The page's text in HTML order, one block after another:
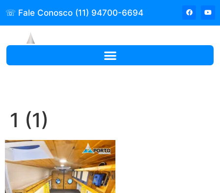
☏ Fale Conosco (11) 94700-6694
1 (1)